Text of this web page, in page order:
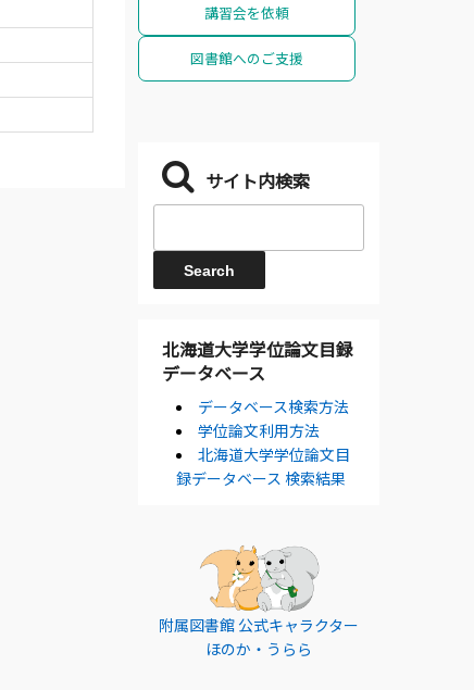
講習会を依頼
図書館へのご支援
サイト内検索
北海道大学学位論文目録
データベース
データベース検索方法
学位論文利用方法
北海道大学学位論文目
録データベース 検索結果
附属図書館 公式キャラクター
ほのか・うらら